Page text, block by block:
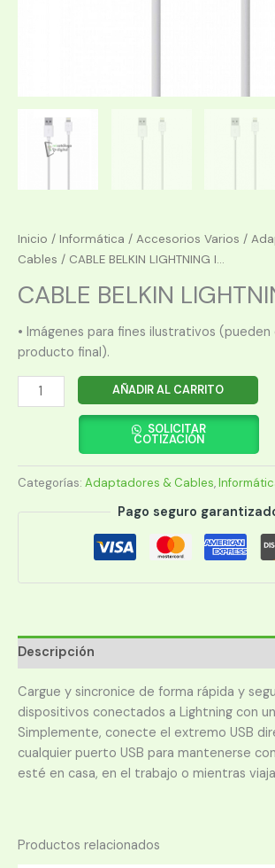
Inicio / Informática / Accesorios Varios /
Cables / CABLE BELKIN LIGHTNING I...
CABLE BELKIN
• Imágenes para fines ilustrativos
producto final).
CABLE
BELKIN
USB-
A
AÑADIR AL CARRITO
SOLICITAR
COTIZACIÓN
Categorías: Adaptadores & Cables,
Pago seguro
Descripción
Cargue y sincronice de forma rápida y
dispositivos conectados a Lightning con
Simplemente, conecte el extremo USB
cualquier puerto USB para mantenerse
esté en casa, en el trabajo o mientras
Productos relacionados